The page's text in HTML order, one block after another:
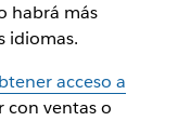
habrá más
idiomas.
acceso a
con ventas o